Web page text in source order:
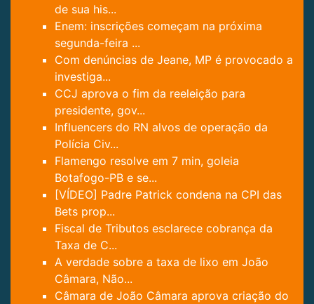
de sua his...
Enem: inscrições começam na próxima
segunda-feira ...
Com denúncias de Jeane, MP é provocado a
investiga...
CCJ aprova o fim da reeleição para
presidente, gov...
Influencers do RN alvos de operação da
Polícia Civ...
Flamengo resolve em 7 min, goleia
Botafogo-PB e se...
[VÍDEO] Padre Patrick condena na CPI das
Bets prop...
Fiscal de Tributos esclarece cobrança da
Taxa de C...
A verdade sobre a taxa de lixo em João
Câmara, Não...
Câmara de João Câmara aprova criação do